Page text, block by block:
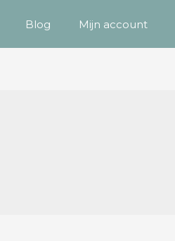
Blog Mijn account